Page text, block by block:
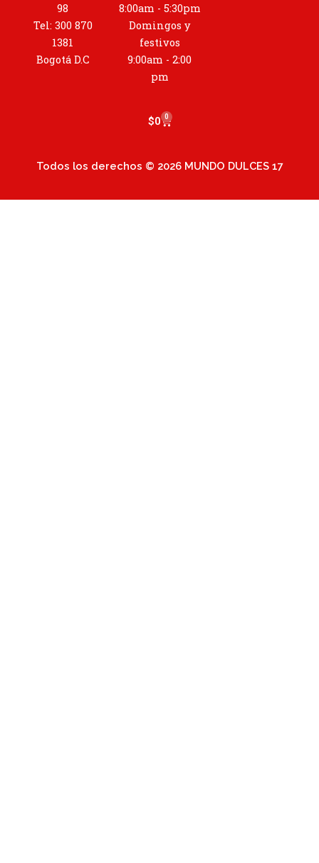
98
Tel: 300 870
1381
Bogotá D.C
8:00am - 5:30pm
Domingos y
festivos
9:00am - 2:00
pm
$0 0
Cart
Todos los derechos © 2026 MUNDO DULCES 17